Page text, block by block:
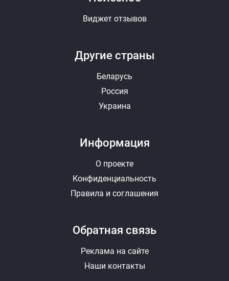
Другие страны
Беларусь
Россия
Украина
Виджет отзывов
Информация
О проекте
Конфиденциальность
Правила и соглашения
Обратная связь
Реклама на сайте
Наши контакты